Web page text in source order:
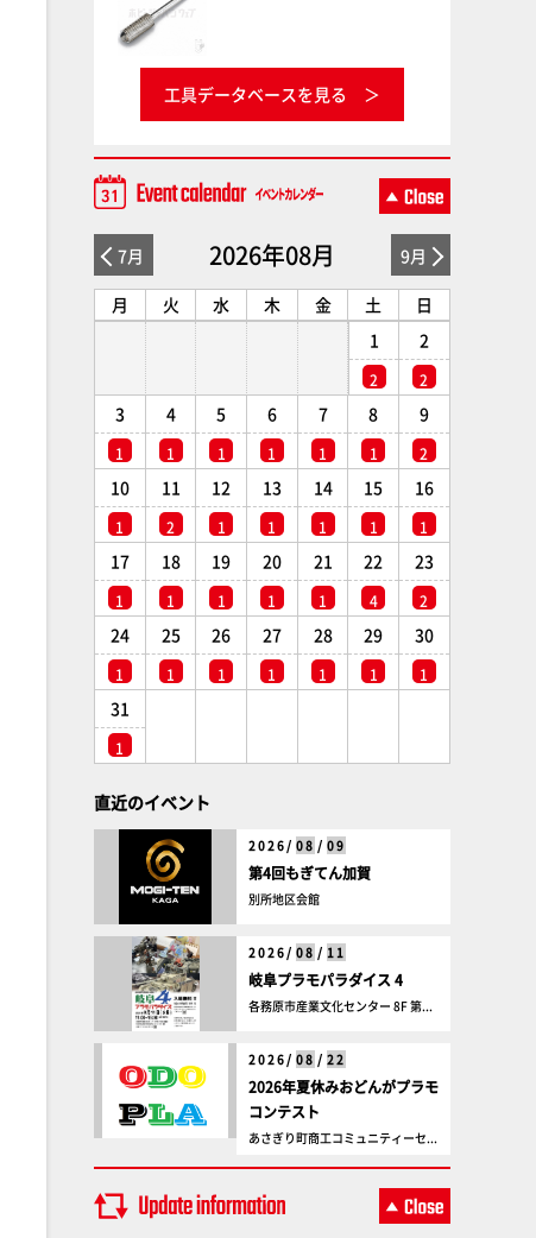
工具データベースを見る
7月 2026年08月 9月
月 火 水 木 金 土
日
1
2
2
2
3
1
4
1
5
1
6
1
7
1
8
1
9
2
10
1
11
2
12
1
13
1
14
1
15
1
16
1
17
1
18
1
19
1
20
1
21
1
22
4
23
2
24
1
25
1
26
1
27
1
28
1
29
1
30
1
31
1
直近のイベント
2026/ 08 / 09
第4回もぎてん加賀
別所地区会館
2026/ 08 / 11
岐阜プラモパラダイス 4
各務原市産業文化センター 8F 第...
2026/ 08 / 22
2026年夏休みおどんがプラモ
コンテスト
あさぎり町商工コミュニティーセ...